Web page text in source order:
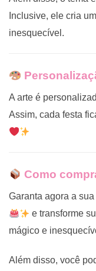
Inclusive, ele cria
inesquecível.
A arte é
Assim, cada festa
Como
Garanta agora a sua
e transforme
mágico e
Além disso, você